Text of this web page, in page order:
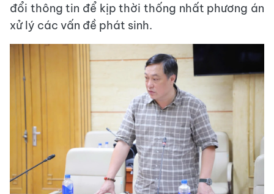
đổi thông tin để kịp thời thống nhất phương án
xử lý các vấn đề phát sinh.